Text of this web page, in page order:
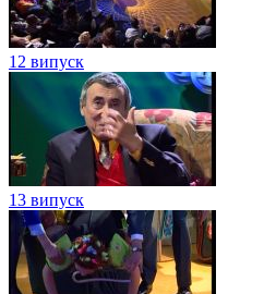
12 випуск
13 випуск